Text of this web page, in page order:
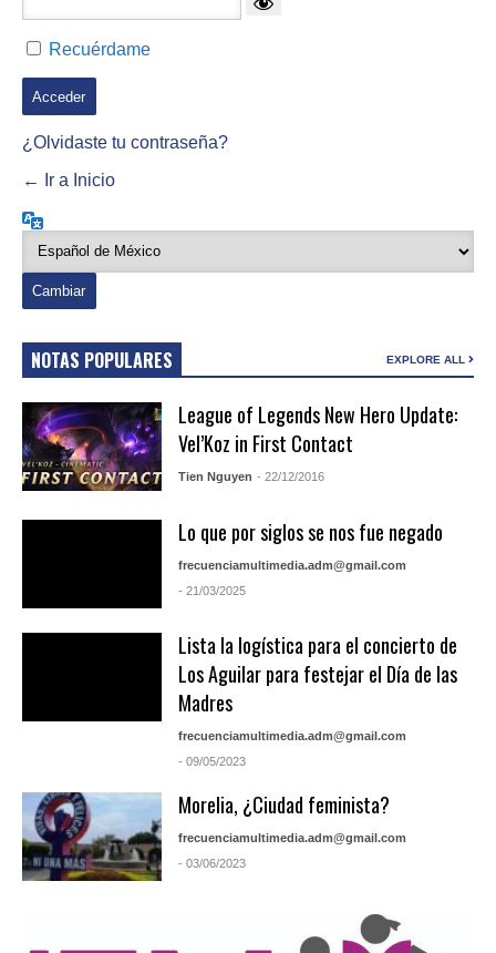
Recuérdame
¿Olvidaste tu contraseña?
← Ir a Inicio
NOTAS POPULARES EXPLORE ALL
League of Legends New Hero Update:
Vel’Koz in First Contact
Tien Nguyen - 22/12/2016
Lo que por siglos se nos fue negado
frecuenciamultimedia.adm@gmail.com
- 21/03/2025
Lista la logística para el concierto de
Los Aguilar para festejar el Día de las
Madres
frecuenciamultimedia.adm@gmail.com
- 09/05/2023
Morelia, ¿Ciudad feminista?
frecuenciamultimedia.adm@gmail.com
- 03/06/2023